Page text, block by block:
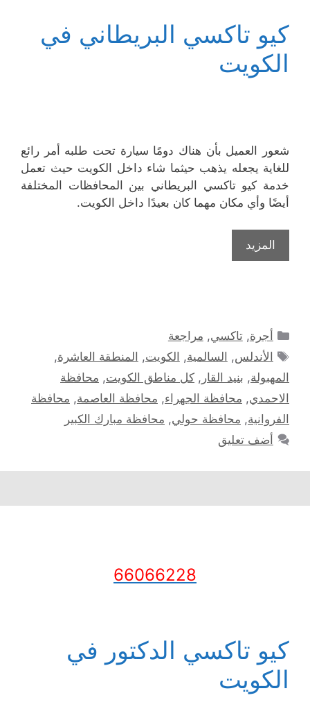
كيو تاكسي البريطاني في
الكويت
شعور العميل بأن هناك دومًا سيارة تحت طلبه أمر رائع
للغاية يجعله يذهب حيثما شاء داخل الكويت حيث تعمل
خدمة كيو تاكسي البريطاني بين المحافظات المختلفة
أيضًا وأي مكان مهما كان بعيدًا داخل الكويت.
المزيد
التصنيفات
أجرة,تاكسي, مراجعة
الوسوم
الأندلس, السالمية, الكويت, المنطقة العاشرة,
المهبولة, بنيد القار , كل مناطق الكويت, محافظة
الاحمدي, محافظة الجهراء, محافظة العاصمة, محافظة
الفروانية, محافظة حولي, محافظة مبارك الكبير
أضف تعليق
66066228
كيو تاكسي الدكتور في
الكويت